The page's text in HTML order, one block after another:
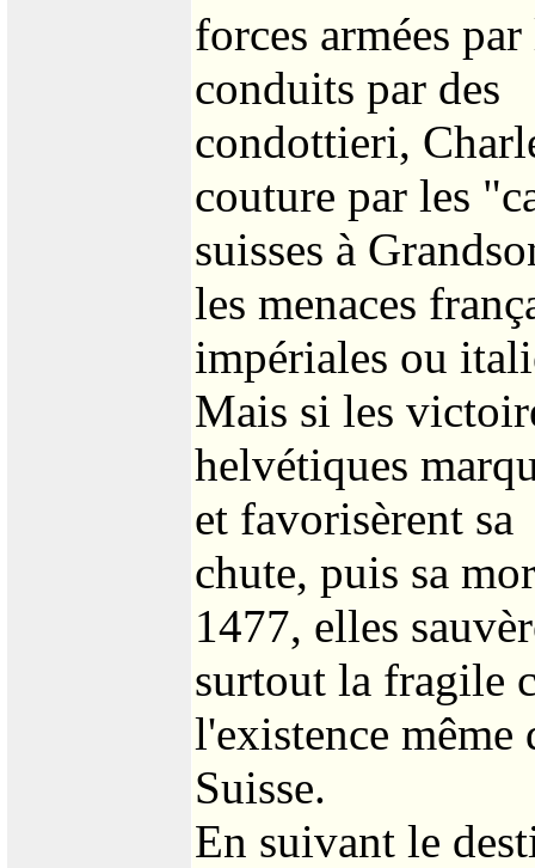
forces armées
conduits par des
condottieri,
couture par les
suisses à
les menaces
impériales ou
Mais si les
helvétiques
et favorisèrent sa
chute, puis sa
1477, elles
surtout la fragile
l'existence même
Suisse.
En suivant le